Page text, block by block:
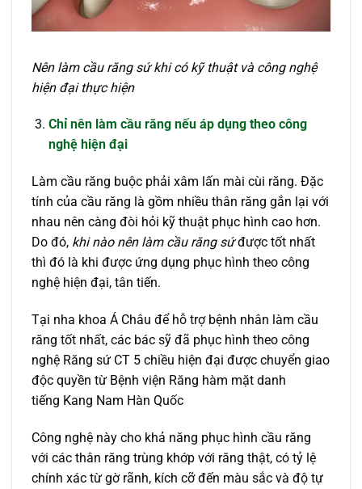
Nên làm cầu răng sứ khi có kỹ thuật và công nghệ
hiện đại thực hiện
Chỉ nên làm cầu răng nếu áp dụng theo công
nghệ hiện đại
Làm cầu răng buộc phải xâm lấn mài cùi răng. Đặc
tính của cầu răng là gồm nhiều thân răng gắn lại với
nhau nên càng đòi hỏi kỹ thuật phục hình cao hơn.
Do đó, khi nào nên làm cầu răng sứđược tốt nhất
thì đó là khi được ứng dụng phục hình theo công
nghệ hiện đại, tân tiến.
Tại nha khoa Á Châu để hỗ trợ bệnh nhân làm cầu
răng tốt nhất, các bác sỹ đã phục hình theo công
nghệ Răng sứ CT 5 chiều hiện đại được chuyển giao
độc quyền từ Bệnh viện Răng hàm mặt danh
tiếng Kang Nam Hàn Quốc
Công nghệ này cho khả năng phục hình cầu răng
với các thân răng trùng khớp với răng thật, có tỷ lệ
chính xác từ gờ rãnh, kích cỡ đến màu sắc và độ tự